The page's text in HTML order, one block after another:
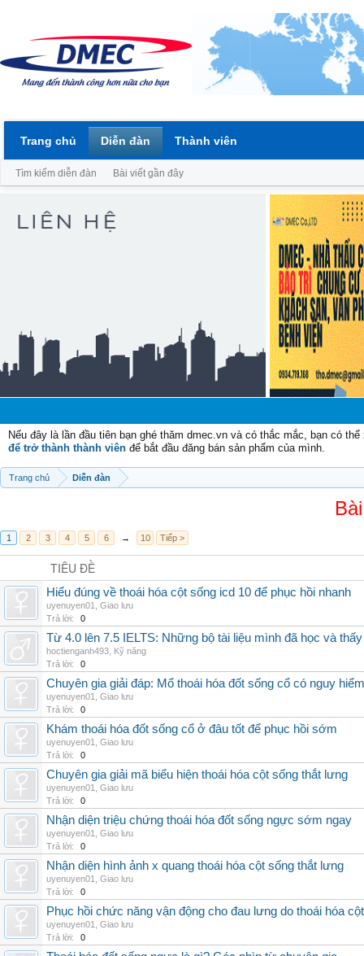
Nếu đây là lần đầu tiên bạn ghé thăm dmec.vn và có thắc mắc, bạn có
để trở thành thành viên để bắt đầu đăng bán sản phẩm của mình.
Trang chủ Diễn đàn
1 2 3 4 5 6 → 10 Tiếp >
TIÊU ĐỀ
Hiểu đúng về thoái hóa cột sống icd 10 để phục hồi nhanh
uyenuyen01
Giao lưu
Trả lời:
0
Từ 4.0 lên 7.5 IELTS: Những bộ tài liệu mình đã học và
hoctienganh493 Kỹ năng
Trả lời:
0
Chuyên gia giải đáp: Mổ thoái hóa đốt sống cổ có nguy
uyenuyen01
Giao lưu
Trả lời:
0
Khám thoái hóa đốt sống cổ ở đâu tốt để phục hồi sớm
uyenuyen01
Giao lưu
Trả lời:
0
Chuyên gia giải mã biểu hiện thoái hóa cột sống thắt lưng
uyenuyen01
Giao lưu
Trả lời:
0
Nhận diện triệu chứng thoái hóa đốt sống ngực sớm ngay
uyenuyen01
Giao lưu
Trả lời:
0
Nhận diện hình ảnh x quang thoái hóa cột sống thắt lưng
uyenuyen01
Giao lưu
Trả lời:
0
Phục hồi chức năng vận động cho đau lưng do thoái hóa
uyenuyen01
Giao lưu
Trả lời:
0
Trang chủ Diễn đàn
Tìm kiếm diễn đàn Bài viết gần đây
Thành viên